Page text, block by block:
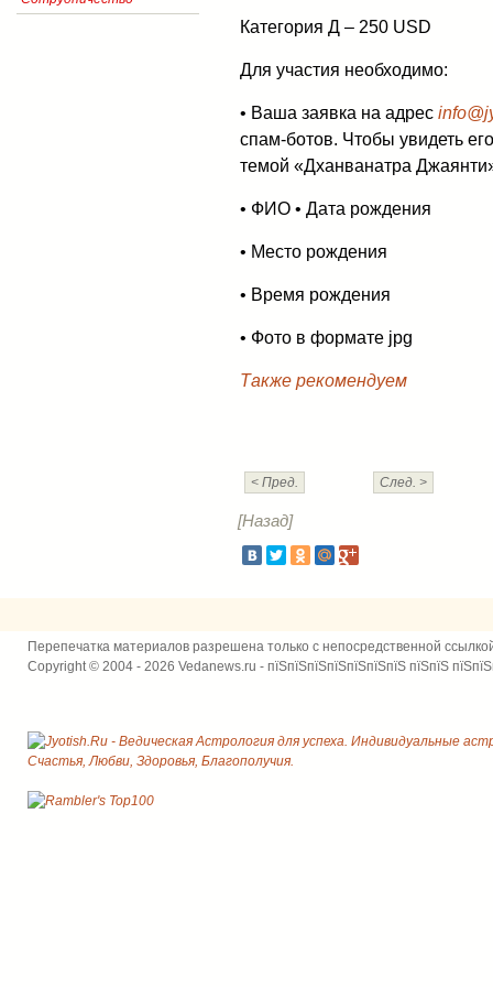
Категория Д – 250 USD
Для участия необходимо:
• Ваша заявка на адрес
спам-ботов. Чтобы увидеть
темой «Дханванатра
• ФИО • Дата рождения
• Место рождения
• Время рождения
• Фото в формате jpg
Также рекомендуем
< Пред. След. >
[Назад]
Перепечатка материалов разрешена только с непосредственной
Copyright © 2004 - 2026 Vedanews.ru - пїЅпїЅпїЅпїЅпїЅпїЅпїЅ пїЅпїЅ